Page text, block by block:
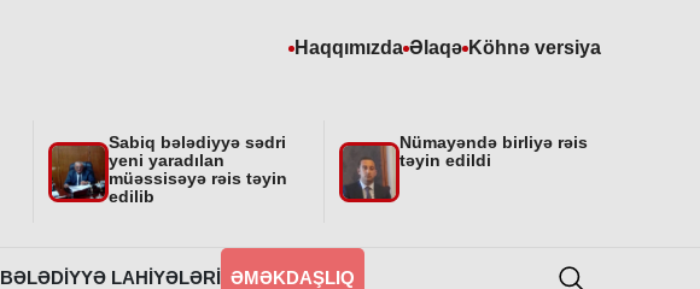
Haqqımızda Əlaqə Köhnə versiya
Sabiq bələdiyyə sədri
yeni yaradılan
müəssisəyə rəis təyin
edilib
Nümayəndə birliyə rəis
təyin edildi
BƏLƏDIYYƏ LAHIYƏLƏRI ƏMƏKDAŞLIQ